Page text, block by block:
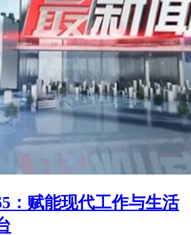
：赋能现代工作与生活